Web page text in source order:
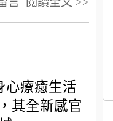
心療癒生活
其全新感官